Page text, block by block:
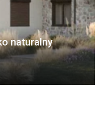
naturalny